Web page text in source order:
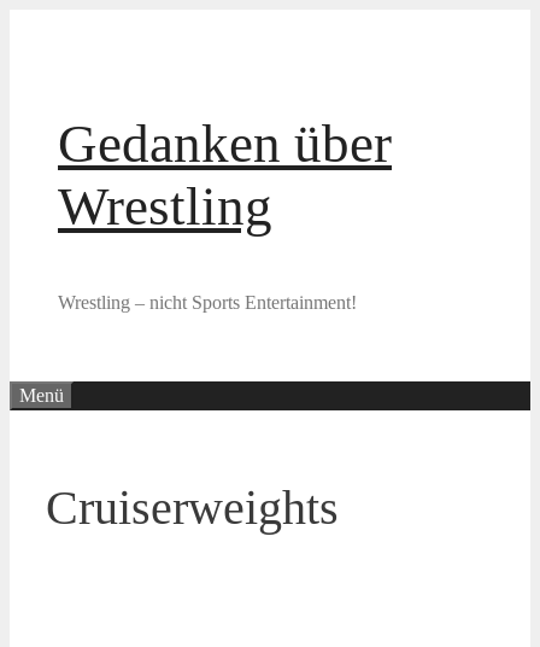
Gedanken über
Wrestling
Wrestling – nicht Sports Entertainment!
Menü
Cruiserweights